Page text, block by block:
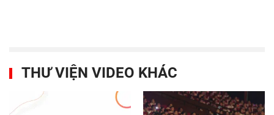
THƯ VIỆN VIDEO KHÁC